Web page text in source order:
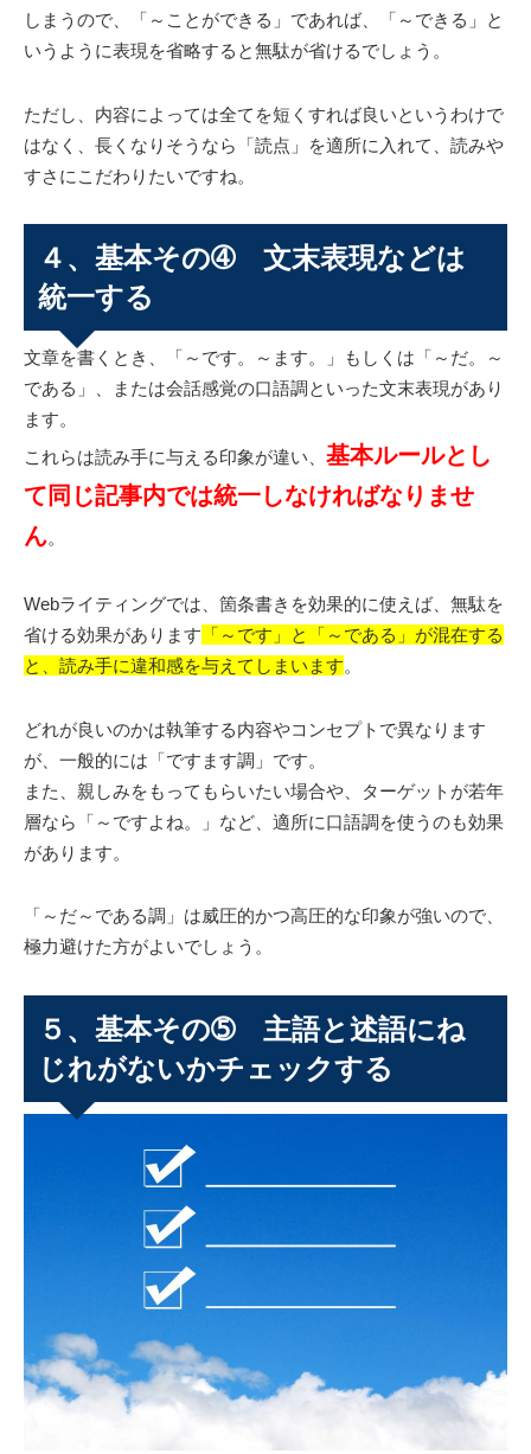
しまうので、「～ことができる」であれば、「～できる」と
いうように表現を省略すると無駄が省けるでしょう。
ただし、内容によっては全てを短くすれば良いというわけで
はなく、長くなりそうなら「読点」を適所に入れて、読みや
すさにこだわりたいですね。
４、基本その➃ 文末表現などは
統一する
文章を書くとき、「～です。～ます。」もしくは「～だ。～
である」、または会話感覚の口語調といった文末表現があり
ます。
これらは読み手に与える印象が違い、 基本ルールとし
て同じ記事内では統一しなければなりませ
ん。
Webライティングでは、箇条書きを効果的に使えば、無駄を
省ける効果があります 「～です」と「～である」が混在する
と、読み手に違和感を与えてしまいます。
どれが良いのかは執筆する内容やコンセプトで異なります
が、一般的には「ですます調」です。
また、親しみをもってもらいたい場合や、ターゲットが若年
層なら「～ですよね。」など、適所に口語調を使うのも効果
があります。
「～だ～である調」は威圧的かつ高圧的な印象が強いので、
極力避けた方がよいでしょう。
５、基本その➄ 主語と述語にね
じれがないかチェックする